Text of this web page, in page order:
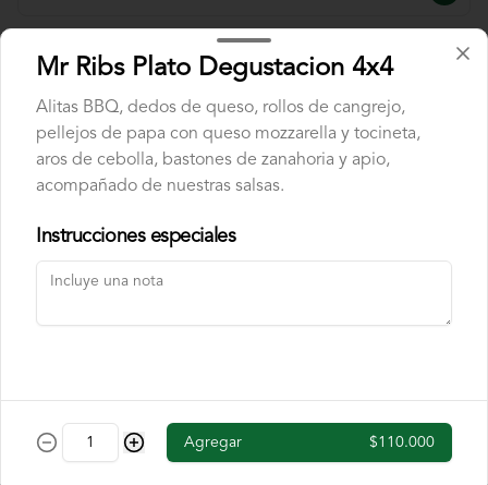
Combo Butterfly
de chocolate, acompañado de banano
flambe y papas chip. Incluye cajita de
jugo y una chocolatina.
$40.000
Combo Fettuccine
y una chocolatina.
Combo Mini Hamburguesa
Mr Ribs Plato Degustacion 4x4
Alitas BBQ, dedos de queso, rollos de cangrejo,
pellejos de papa con queso mozzarella y tocineta,
aros de cebolla, bastones de zanahoria y apio,
acompañado de nuestras salsas.
Instrucciones especiales
Agregar $110.000